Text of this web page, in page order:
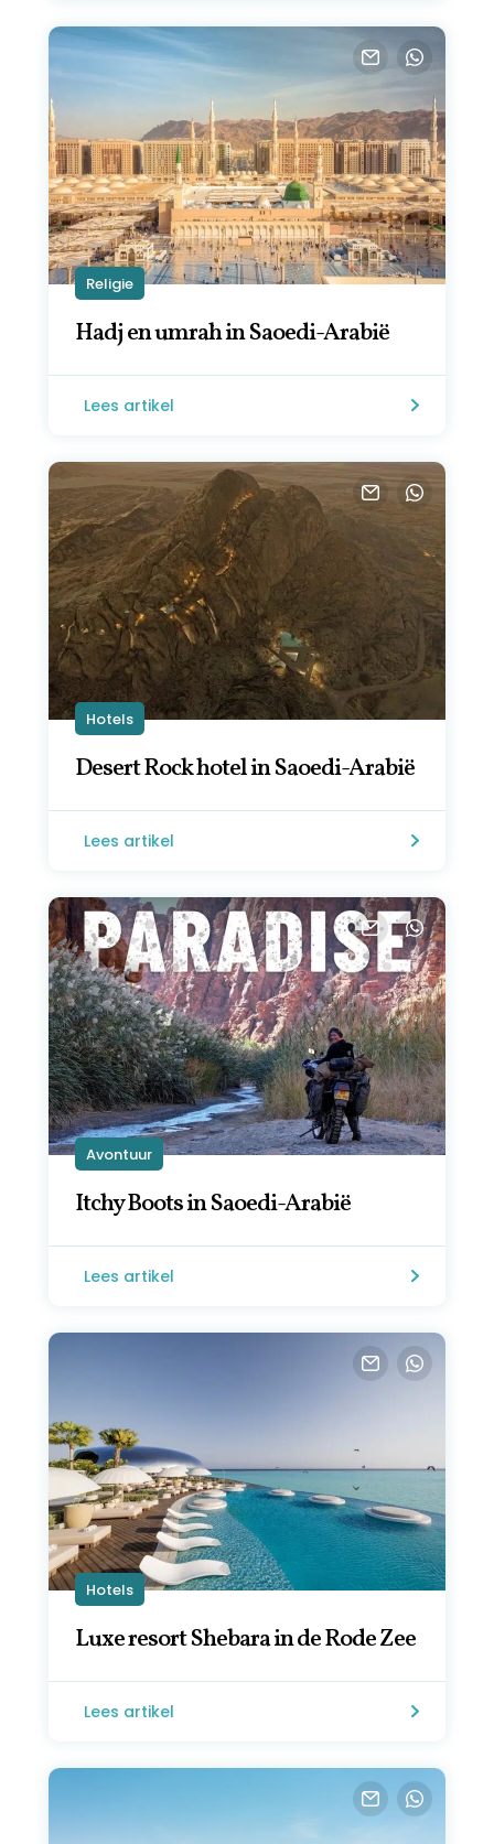
Religie
Hadj en umrah in Saoedi-Arabië
Lees artikel
Hotels
Desert Rock hotel in Saoedi-Arabië
Lees artikel
Avontuur
Itchy Boots in Saoedi-Arabië
Lees artikel
Hotels
Luxe resort Shebara in de Rode Zee
Lees artikel